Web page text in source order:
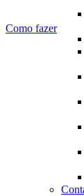
Como fazer